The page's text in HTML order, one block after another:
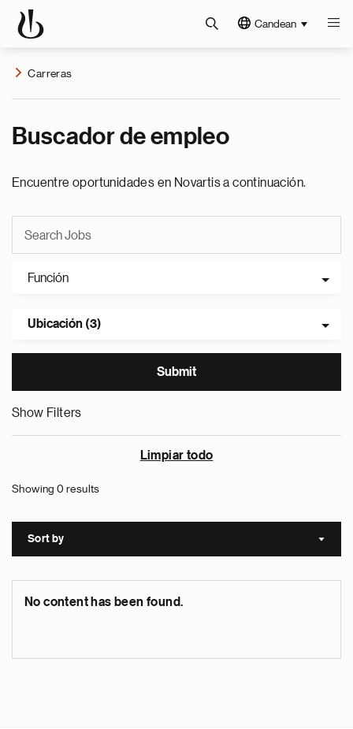
Candean
Carreras
Buscador de empleo
Encuentre oportunidades en Novartis a continuación.
Función
Ubicación (3)
Show Filters
Limpiar todo
Showing 0 results
Sort by Sort
No content has been found.